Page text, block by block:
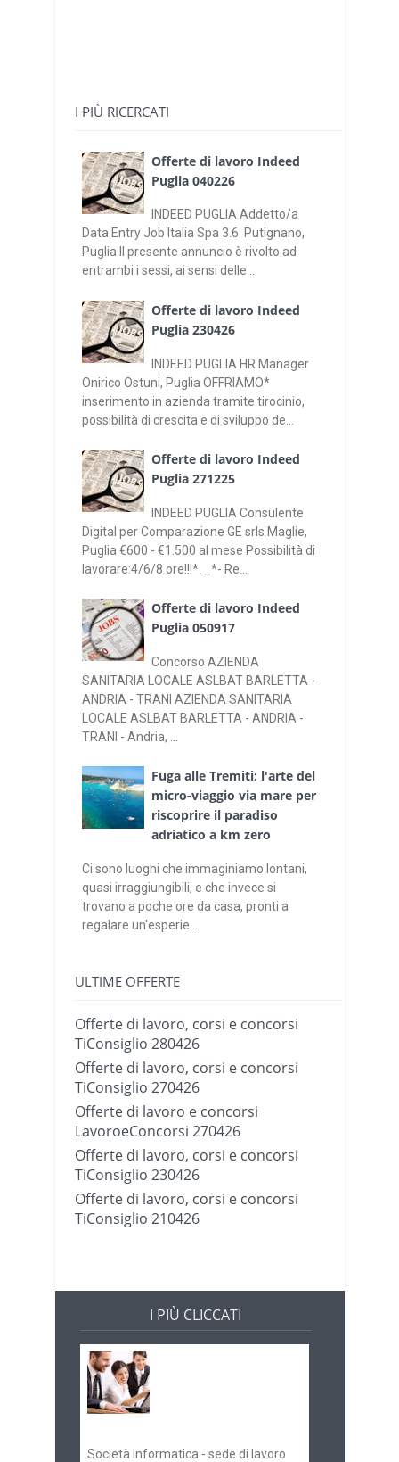
I PIÙ RICERCATI
Offerte di lavoro Indeed
Puglia 040226
INDEED PUGLIA Addetto/a
Data Entry Job Italia Spa 3.6 Putignano,
Puglia Il presente annuncio è rivolto ad
entrambi i sessi, ai sensi delle ...
Offerte di lavoro Indeed
Puglia 230426
INDEED PUGLIA HR Manager
Onirico Ostuni, Puglia OFFRIAMO*
inserimento in azienda tramite tirocinio,
possibilità di crescita e di sviluppo de...
Offerte di lavoro Indeed
Puglia 271225
INDEED PUGLIA Consulente
Digital per Comparazione GE srls Maglie,
Puglia €600 - €1.500 al mese Possibilità di
lavorare:4/6/8 ore!!!*. _*- Re...
Offerte di lavoro Indeed
Puglia 050917
Concorso AZIENDA
SANITARIA LOCALE ASLBAT BARLETTA -
ANDRIA - TRANI AZIENDA SANITARIA
LOCALE ASLBAT BARLETTA - ANDRIA -
TRANI - Andria, ...
Fuga alle Tremiti: l'arte del
micro-viaggio via mare per
riscoprire il paradiso
adriatico a km zero
Ci sono luoghi che immaginiamo lontani,
quasi irraggiungibili, e che invece si
trovano a poche ore da casa, pronti a
regalare un'esperie...
ULTIME OFFERTE
Offerte di lavoro, corsi e concorsi
TiConsiglio 280426
Offerte di lavoro, corsi e concorsi
TiConsiglio 270426
Offerte di lavoro e concorsi
LavoroeConcorsi 270426
Offerte di lavoro, corsi e concorsi
TiConsiglio 230426
Offerte di lavoro, corsi e concorsi
TiConsiglio 210426
I PIÙ CLICCATI
Società Informatica - sede di lavoro